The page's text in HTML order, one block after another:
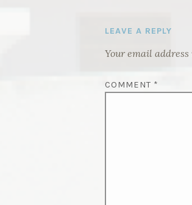
LEAVE A REPLY
Your email
COMMENT *